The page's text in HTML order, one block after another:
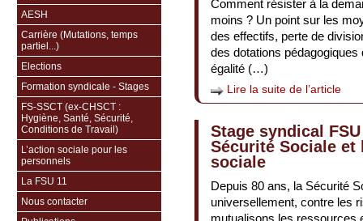
Comment résister à la
moins ? Un point sur les
des effectifs, perte de
des dotations
égalité (…)
Lire la suite de l’article
Stage syndical
Sécurité Sociale et
sociale
Depuis 80 ans, la Sécurité
universellement, contre les
mutualisons les ressources
AESH
Carrière (Mutations, temps
partiel...)
Elections
Formation syndicale - Stages
FS-SSCT (ex-CHSCT :
Hygiène, Santé, Sécurité,
Conditions de Travail)
L’action sociale pour les
personnels
La FSU 11
Nous contacter